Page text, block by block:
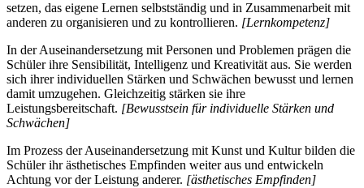
setzen, das eigene Lernen selbstständig und in Zusammenarbeit mit
anderen zu organisieren und zu kontrollieren. [Lernkompetenz]
In der Auseinandersetzung mit Personen und Problemen prägen die
Schüler ihre Sensibilität, Intelligenz und Kreativität aus. Sie werden
sich ihrer individuellen Stärken und Schwächen bewusst und lernen
damit umzugehen. Gleichzeitig stärken sie ihre
Leistungsbereitschaft. [Bewusstsein für individuelle Stärken und
Schwächen]
Im Prozess der Auseinandersetzung mit Kunst und Kultur bilden die
Schüler ihr ästhetisches Empfinden weiter aus und entwickeln
Achtung vor der Leistung anderer. [ästhetisches Empfinden]